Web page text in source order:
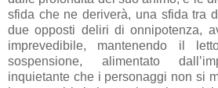
sfida che ne deriverà, una sfida tra
due opposti deliri di onnipotenza,
imprevedibile, mantenendo il
sospensione, alimentato
inquietante che i personaggi non si